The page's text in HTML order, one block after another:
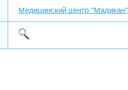
Медицинский центр ''Мадикан''